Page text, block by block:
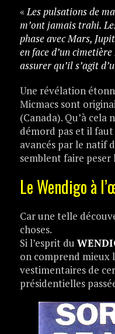
«Les pulsations de
m’ont jamais trahi.
phase avec Mars,
en face d’un
assurer qu’il s’agit
Une révélation
Micmacs sont
(Canada). Qu’à cela
démord pas et il
avancés par le natif
semblent faire peser
Le Wendigo à
Car une telle
choses.
Si l’esprit du
on comprend mieux
vestimentaires de
présidentielles